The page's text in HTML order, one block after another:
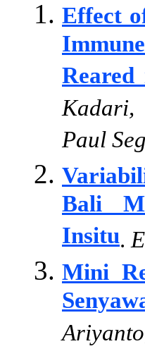
Effect
Kadari,
Paul
Bali
Insitu.
Mini